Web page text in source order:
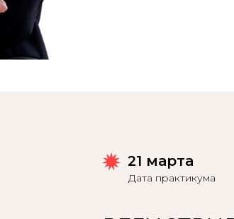
Дата практикума
21 марта